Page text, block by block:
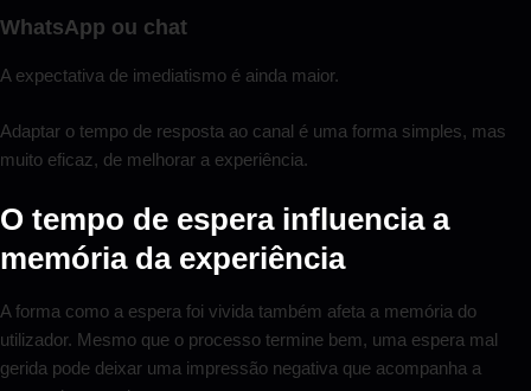
WhatsApp ou chat
A expectativa de imediatismo é ainda maior.
Adaptar o tempo de resposta ao canal é uma forma simples, mas
muito eficaz, de melhorar a experiência.
O tempo de espera influencia a
memória da experiência
A forma como a espera foi vivida também afeta a memória do
utilizador. Mesmo que o processo termine bem, uma espera mal
gerida pode deixar uma impressão negativa que acompanha a